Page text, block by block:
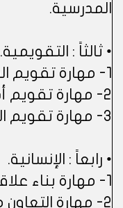
المدرسية.
• ثالثاً : التقويمية.
1- مهارة تقويم الخطط والبرامج المدرسية.
2- مهارة تقويم أداء العاملين.
3- مهارة تقويم المستوى التحصيلي للطلاب.
• رابعاً : الإنسانية.
1- مهارة بناء علاقات طيبة مع العاملين.
2- مهارة التعاون مع الآخرين.